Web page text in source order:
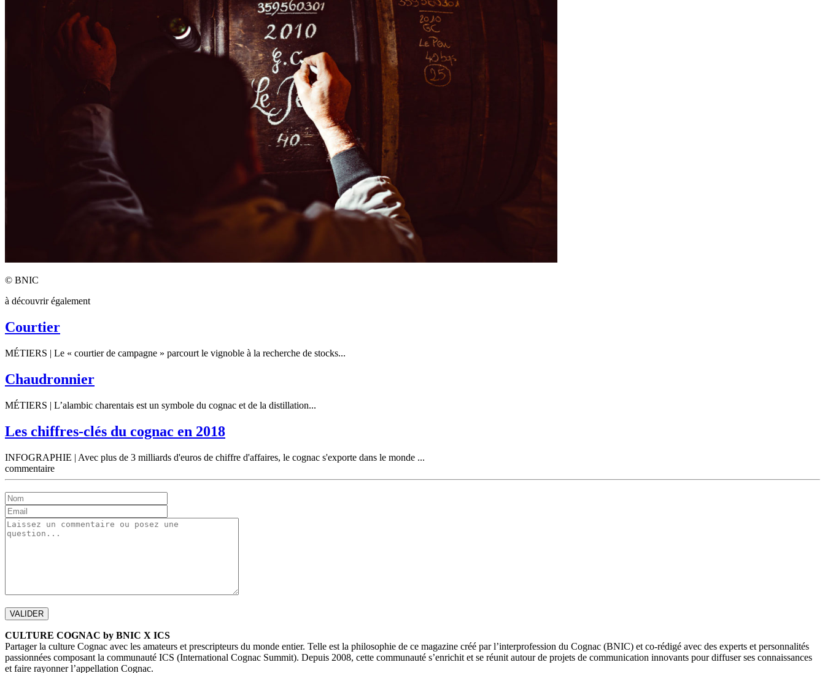
© BNIC
à découvrir également
Courtier
MÉTIERS | Le « courtier de campagne » parcourt le vignoble à la recherche de stocks...
Chaudronnier
MÉTIERS | L’alambic charentais est un symbole du cognac et de la distillation...
Les chiffres-clés du cognac en 2018
INFOGRAPHIE | Avec plus de 3 milliards d'euros de chiffre d'affaires, le cognac s'exporte dans le monde ...
commentaire
CULTURE COGNAC by BNIC X ICS
Partager la culture Cognac avec les amateurs et prescripteurs du monde entier. Telle est la philosophie de ce magazine créé par l’interprofession du Cognac (BNIC) et co-rédigé avec des experts et personnalités
passionnées composant la communauté ICS (International Cognac Summit). Depuis 2008, cette communauté s’enrichit et se réunit autour de projets de communication innovants pour diffuser ses connaissances
et faire rayonner l’appellation Cognac.